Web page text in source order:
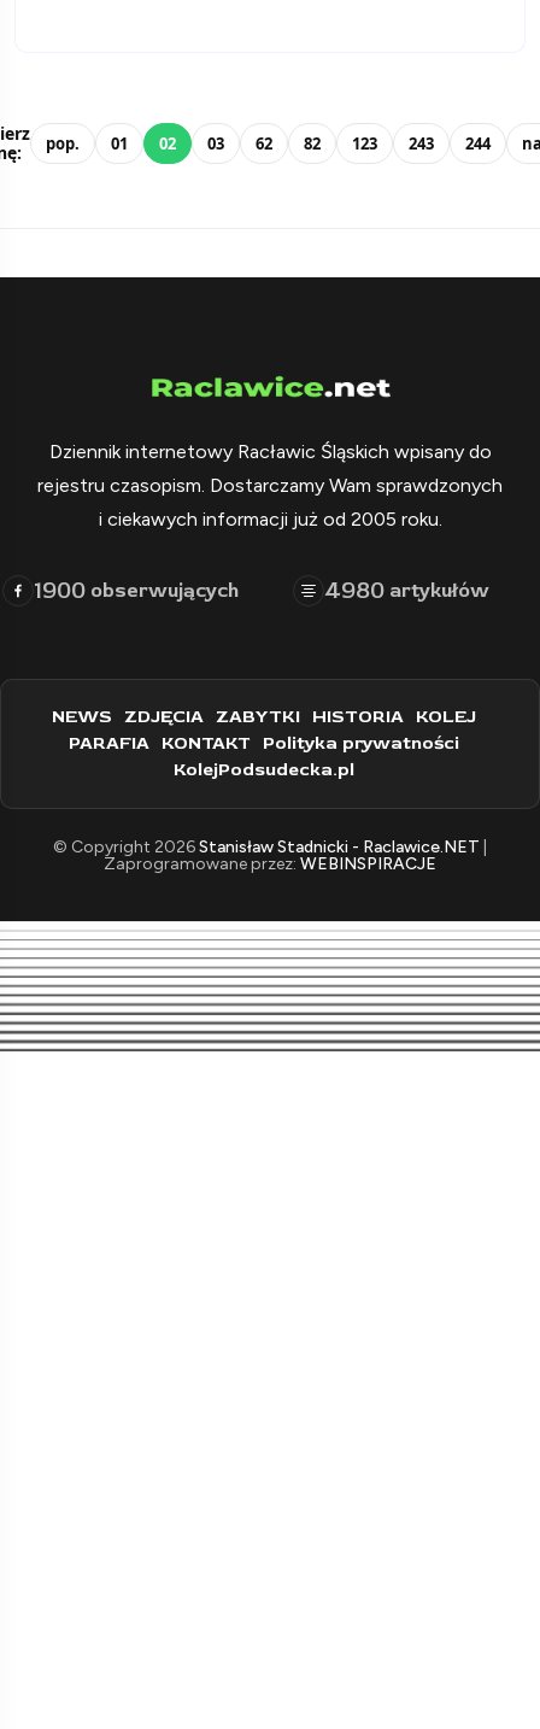
pop. 01 02 03 62 82 123 243 244
Dziennik internetowy Racławic Śląskich wpisany do
rejestru czasopism. Dostarczamy Wam sprawdzonych
i ciekawych informacji już od 2005 roku.
1900 obserwujących 4980 artykułów
NEWS ZDJĘCIA ZABYTKI HISTORIA KOLEJ
PARAFIA KONTAKT Polityka prywatności
KolejPodsudecka.pl
© Copyright 2026Stanisław Stadnicki - Raclawice.NET
Zaprogramowane przez: WEBINSPIRACJE